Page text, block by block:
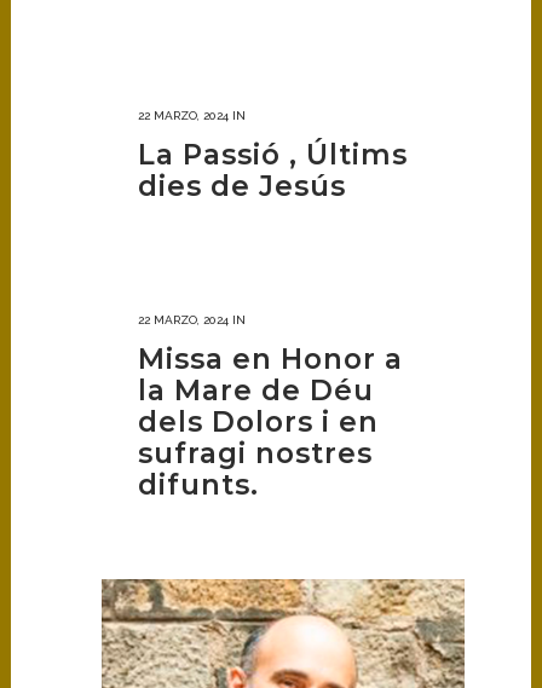
22 MARZO, 2024 IN
La Passió , Últims
dies de Jesús
22 MARZO, 2024 IN
Missa en Honor a
la Mare de Déu
dels Dolors i en
sufragi nostres
difunts.